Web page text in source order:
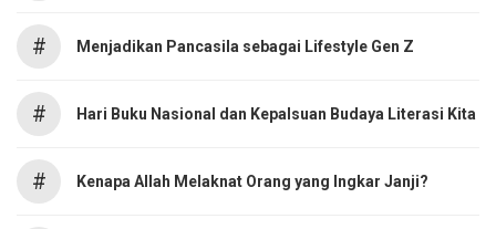
# Menjadikan Pancasila sebagai Lifestyle Gen Z
# Hari Buku Nasional dan Kepalsuan Budaya Literasi Kita
# Kenapa Allah Melaknat Orang yang Ingkar Janji?